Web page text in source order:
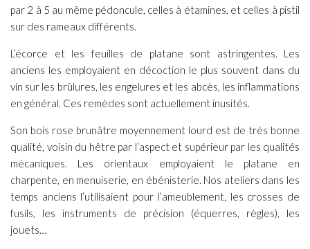
par 2 à 5 au même pédoncule, celles à étamines, et celles à pistil
sur des rameaux différents.
L’écorce et les feuilles de platane sont astringentes. Les
anciens les employaient en décoction le plus souvent dans du
vin sur les brûlures, les engelures et les abcès, les inflammations
en général. Ces remèdes sont actuellement inusités.
Son bois rose brunâtre moyennement lourd est de très bonne
qualité, voisin du hêtre par l’aspect et supérieur par les qualités
mécaniques. Les orientaux employaient le platane en
charpente, en menuiserie, en ébénisterie. Nos ateliers dans les
temps anciens l’utilisaient pour l’ameublement, les crosses de
fusils, les instruments de précision (équerres, règles), les
jouets…